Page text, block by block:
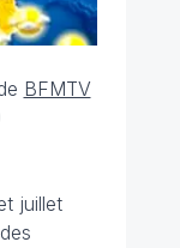
BFMTV
juillet